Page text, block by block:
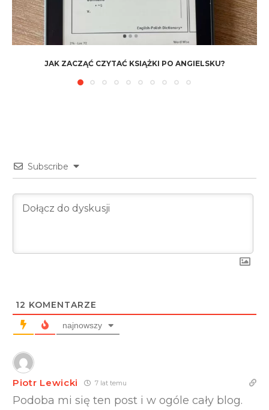
JAK ZACZĄĆ CZYTAĆ KSIĄŻKI PO ANGIELSKU?
Subscribe
12 KOMENTARZE
najnowszy
Piotr Lewicki 7 lat temu
Podoba mi się ten post i w ogóle cały blog.